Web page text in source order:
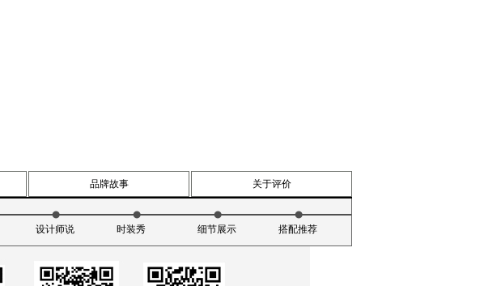
品牌故事 关于评价
设计师说 时装秀 细节展示 搭配推荐